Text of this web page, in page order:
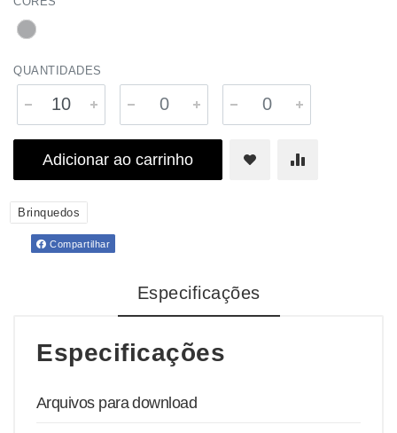
QUANTIDADES
Adicionar ao carrinho
Brinquedos
Compartilhar
Especificações
Especificações
Arquivos para download